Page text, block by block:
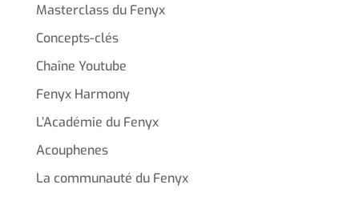
Masterclass du Fenyx
Concepts-clés
Chaîne Youtube
Fenyx Harmony
L’Académie du Fenyx
Acouphenes
La communauté du Fenyx